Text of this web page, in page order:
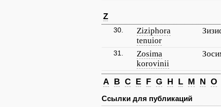
Z
30.
Ziziphora
tenuior
31.
Zosima
korovinii
A B C E F G H L M N O
Ссылки для публикаций